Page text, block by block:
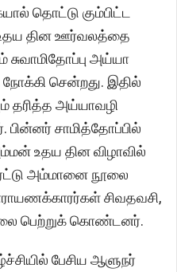
தொட்டு கும்பிட்ட
உதய தின ஊர்வலத்தை
அய்யா
சென்றது. இதில்
தரித்த அய்யாவழி
சாமித்தோப்பில்
உதய தின விழாவில்
அம்மானை நூலை
சிவதவசி,
பெற்றுக் கொண்டனர்.
பேசிய ஆளுநர்